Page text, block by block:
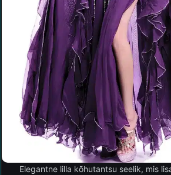
Elegantne lilla kõhutantsu seelik, mis